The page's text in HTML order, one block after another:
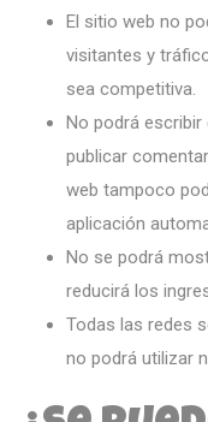
El sitio web no
visitantes y
sea competitiva.
No podrá
publicar
web tampoco
aplicación
No se podrá
reducirá los
Todas las redes
no podrá utilizar